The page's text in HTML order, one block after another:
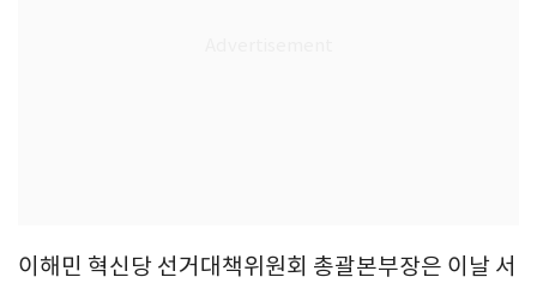
이해민 혁신당 선거대책위원회 총괄본부장은 이날 서